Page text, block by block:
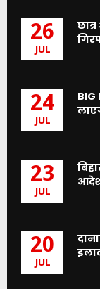
26
JUL
24
JUL
23
JUL
आदेश
20
JUL